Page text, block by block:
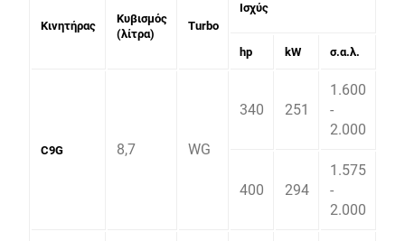
Κινητήρας
Κυβισμός
(λίτρα)
Turbo
Ισχύς
hp kW σ.α.λ.
C9G 8,7 WG
340 251
1.600
-
2.000
400 294
1.575
-
2.000